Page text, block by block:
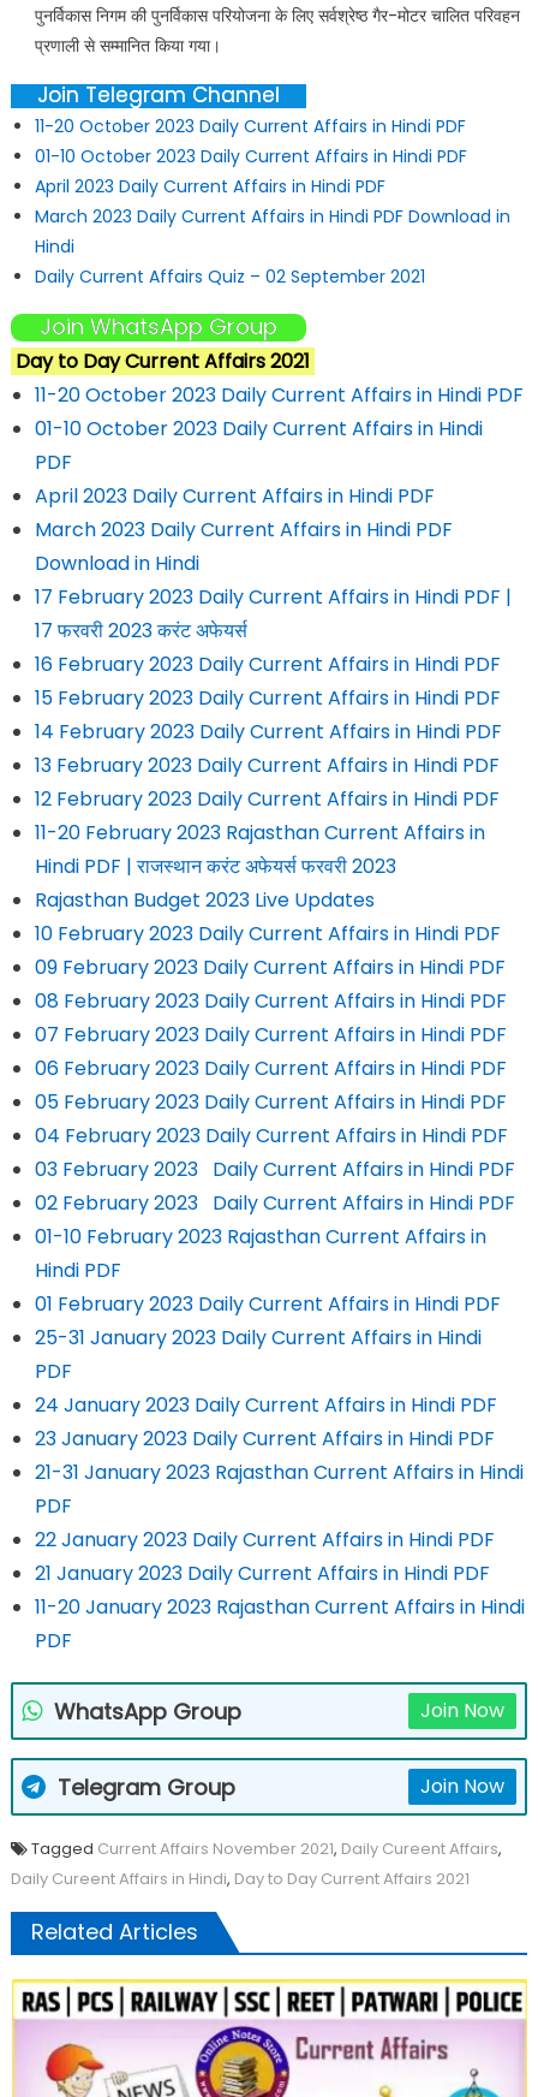
पुनर्विकास निगम की पुनर्विकास परियोजना के लिए सर्वश्रेष्ठ गैर-मोटर चालित परिवहन
प्रणाली से सम्मानित किया गया।
Join Telegram Channel
11-20 October 2023 Daily Current Affairs in Hindi PDF
01-10 October 2023 Daily Current Affairs in Hindi PDF
April 2023 Daily Current Affairs in Hindi PDF
March 2023 Daily Current Affairs in Hindi PDF Download in
Hindi
Daily Current Affairs Quiz – 02 September 2021
Join WhatsApp Group
Day to Day Current Affairs 2021
11-20 October 2023 Daily Current Affairs in Hindi PDF
01-10 October 2023 Daily Current Affairs in Hindi
PDF
April 2023 Daily Current Affairs in Hindi PDF
March 2023 Daily Current Affairs in Hindi PDF
Download in Hindi
17 February 2023 Daily Current Affairs in Hindi PDF |
17 फरवरी 2023 करंट अफेयर्स
16 February 2023 Daily Current Affairs in Hindi PDF
15 February 2023 Daily Current Affairs in Hindi PDF
14 February 2023 Daily Current Affairs in Hindi PDF
13 February 2023 Daily Current Affairs in Hindi PDF
12 February 2023 Daily Current Affairs in Hindi PDF
11-20 February 2023 Rajasthan Current Affairs in
Hindi PDF | राजस्थान करंट अफेयर्स फरवरी 2023
Rajasthan Budget 2023 Live Updates
10 February 2023 Daily Current Affairs in Hindi PDF
09 February 2023 Daily Current Affairs in Hindi PDF
08 February 2023 Daily Current Affairs in Hindi PDF
07 February 2023 Daily Current Affairs in Hindi PDF
06 February 2023 Daily Current Affairs in Hindi PDF
05 February 2023 Daily Current Affairs in Hindi PDF
04 February 2023 Daily Current Affairs in Hindi PDF
03 February 2023 Daily Current Affairs in Hindi PDF
02 February 2023 Daily Current Affairs in Hindi PDF
01-10 February 2023 Rajasthan Current Affairs in
Hindi PDF
01 February 2023 Daily Current Affairs in Hindi PDF
25-31 January 2023 Daily Current Affairs in Hindi
PDF
24 January 2023 Daily Current Affairs in Hindi PDF
23 January 2023 Daily Current Affairs in Hindi PDF
21-31 January 2023 Rajasthan Current Affairs in Hindi
PDF
22 January 2023 Daily Current Affairs in Hindi PDF
21 January 2023 Daily Current Affairs in Hindi PDF
11-20 January 2023 Rajasthan Current Affairs in Hindi
PDF
WhatsApp Group Join Now
Telegram Group Join Now
Tagged Current Affairs November 2021, Daily Cureent Affairs,
Daily Cureent Affairs in Hindi, Day to Day Current Affairs 2021
Related Articles